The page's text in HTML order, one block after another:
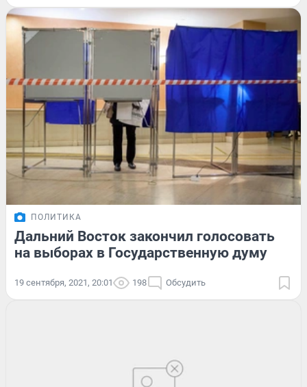
ПОЛИТИКА
Дальний Восток закончил голосовать
на выборах в Государственную думу
19 сентября, 2021, 20:01 198 Обсудить